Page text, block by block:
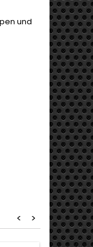
und
>
<